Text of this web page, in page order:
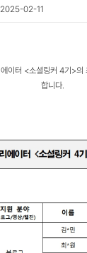
2025-02-11
이터 <소셜링커 4기>의
합니다.